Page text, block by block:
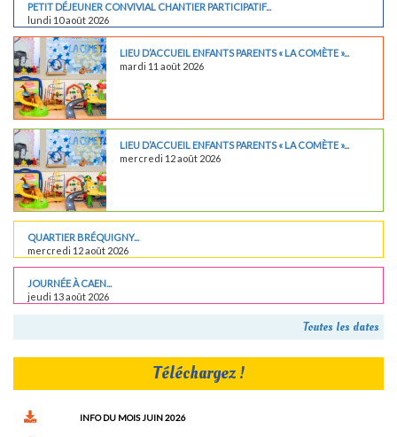
PETIT DÉJEUNER CONVIVIAL CHANTIER PARTICIPATIF...
lundi 10 août 2026
LIEU D’ACCUEIL ENFANTS PARENTS « LA COMÈTE »...
mardi 11 août 2026
LIEU D’ACCUEIL ENFANTS PARENTS « LA COMÈTE »...
mercredi 12 août 2026
QUARTIER BRÉQUIGNY...
mercredi 12 août 2026
JOURNÉE À CAEN...
jeudi 13 août 2026
Toutes les dates
Téléchargez !
INFO DU MOIS JUIN 2026